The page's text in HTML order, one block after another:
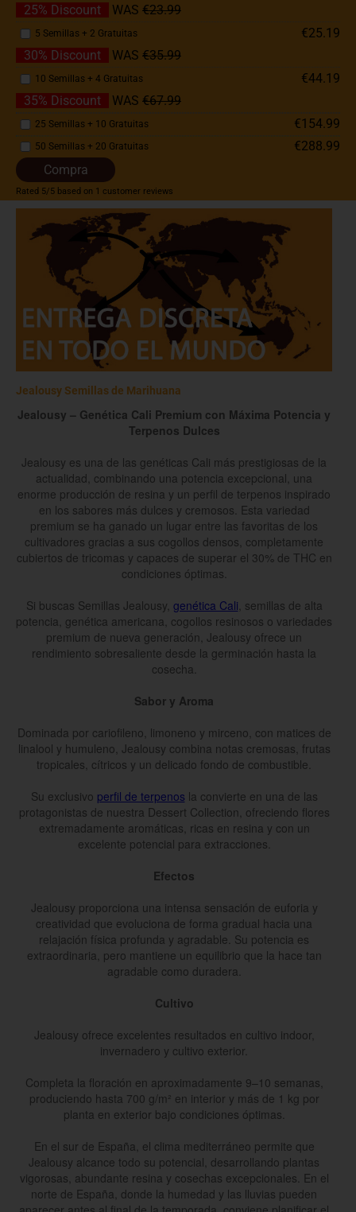
25% Discount
WAS €23.99
5 Semillas + 2 Gratuitas
€25.19
30% Discount
WAS €35.99
10 Semillas + 4 Gratuitas
€44.19
35% Discount
WAS €67.99
25 Semillas + 10 Gratuitas €154.99
50 Semillas + 20 Gratuitas
€288.99
Compra
Rated 5/5 based on 1 customer reviews
Jealousy Semillas de Marihuana
Jealousy – Genética Cali Premium con Máxima Potencia y
Terpenos Dulces
Jealousy es una de las genéticas Cali más prestigiosas de la
actualidad, combinando una potencia excepcional, una
enorme producción de resina y un perfil de terpenos inspirado
en los sabores más dulces y cremosos. Esta variedad
premium se ha ganado un lugar entre las favoritas de los
cultivadores gracias a sus cogollos densos, completamente
cubiertos de tricomas y capaces de superar el 30% de THC en
condiciones óptimas.
Si buscas Semillas Jealousy, genética Cali, semillas de alta
potencia, genética americana, cogollos resinosos o variedades
premium de nueva generación, Jealousy ofrece un
rendimiento sobresaliente desde la germinación hasta la
cosecha.
Sabor y Aroma
Dominada por cariofileno, limoneno y mirceno, con matices de
linalool y humuleno, Jealousy combina notas cremosas, frutas
tropicales, cítricos y un delicado fondo de combustible.
Su exclusivo perfil de terpenos la convierte en una de las
protagonistas de nuestra Dessert Collection, ofreciendo flores
extremadamente aromáticas, ricas en resina y con un
excelente potencial para extracciones.
Efectos
Jealousy proporciona una intensa sensación de euforia y
creatividad que evoluciona de forma gradual hacia una
relajación física profunda y agradable. Su potencia es
extraordinaria, pero mantiene un equilibrio que la hace tan
agradable como duradera.
Cultivo
Jealousy ofrece excelentes resultados en cultivo indoor,
invernadero y cultivo exterior.
Completa la floración en aproximadamente 9–10 semanas,
produciendo hasta 700 g/m² en interior y más de 1 kg por
planta en exterior bajo condiciones óptimas.
En el sur de España, el clima mediterráneo permite que
Jealousy alcance todo su potencial, desarrollando plantas
vigorosas, abundante resina y cosechas excepcionales. En el
norte de España, donde la humedad y las lluvias pueden